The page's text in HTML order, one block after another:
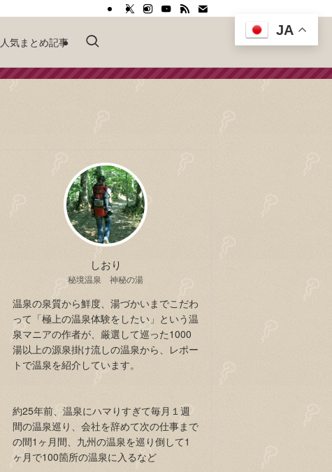
気まとめ記事
しおり
秘境温泉 神秘の湯
温泉の泉質から鮮度、湯づかいまでこだわ
って「極上の温泉体験をしたい」という温
泉マニアの作者が、厳選して巡った1000
湯以上の源泉掛け流しの温泉から、レポー
トで温泉を紹介しています。
約25年前、温泉にハマりすぎて毎月１週
間の温泉巡り、会社を辞めて次の仕事まで
の間1ヶ月間、九州の温泉を巡り倒して1
ヶ月で100箇所の温泉に入るなど
JA